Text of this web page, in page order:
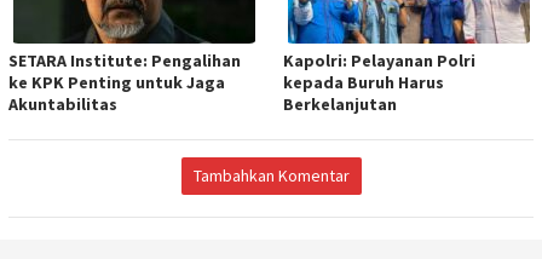
SETARA Institute: Pengalihan
ke KPK Penting untuk Jaga
Akuntabilitas
Kapolri: Pelayanan Polri
kepada Buruh Harus
Berkelanjutan
Tambahkan Komentar